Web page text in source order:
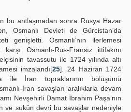
bu antlaşmadan sonra Rusya Hazar
Osmanlı Devleti de Gürcistan’da
genişletti. Osmanlı’nın ilerlemesi
karşı Osmanlı-Rus-Fransız ittifakını
tavassutu ile 1724 yılında altı
imzalandı[25]. 24 Haziran 1724
ile İran topraklarının bölüşümü
İran savaşları aralıklarla devam
Nevşehirli Damat İbrahim Paşa’nın
ve sükûn devri bu savaşlar nedeniyle